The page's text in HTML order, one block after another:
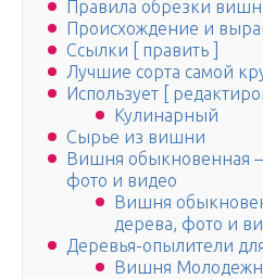
Правила обрезки
Происхождение и
Ссылки [ править ]
Лучшие сорта самой
Использует [
Кулинарный
Сырье из вишни
Вишня обыкновенная
фото и видео
Вишня
дерева, фото и
Деревья-опылители
Вишня